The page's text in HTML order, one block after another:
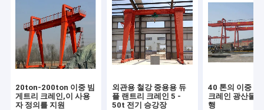
20ton-200ton 이중 빔
게트리 크레인,이 사용
자 정의를 지원
외관용 철강 중용용 듀
플 랜트리 크레인 5 -
50t 전기 승강장
40 톤의 이중 띠
크레인 광산물
행